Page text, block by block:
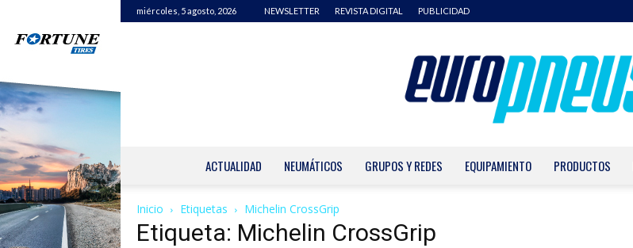
miércoles, 5 agosto, 2026 NEWSLETTER REVISTA DIGITAL PUBLICIDAD
ACTUALIDAD NEUMÁTICOS GRUPOS Y REDES EQUIPAMIENTO PRODUCTOS
Inicio Etiquetas Michelin CrossGrip
Etiqueta: Michelin CrossGrip